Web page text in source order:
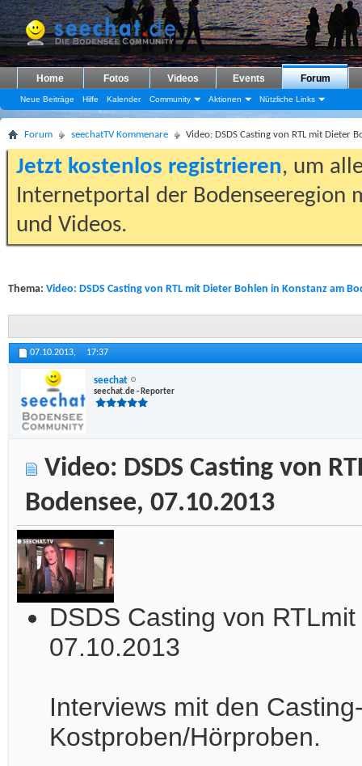
Home Fotos Videos Events Forum
Neue Beiträge Hilfe Kalender Community Aktionen Nützliche Links
Forum seechatTV Kommenare Video: DSDS Casting von RTL mit Dieter
Jetzt kostenlos registrieren, um
Internetportal der Bodenseeregion
und Videos.
Thema: Video: DSDS Casting von RTL mit Dieter Bohlen in Konstanz am
07.10.2013, 17:37
seechat
seechat.de - Reporter
Video: DSDS Casting von
Bodensee, 07.10.2013
DSDS Casting von
07.10.2013
Interviews mit den
Kostproben/Hörproben.